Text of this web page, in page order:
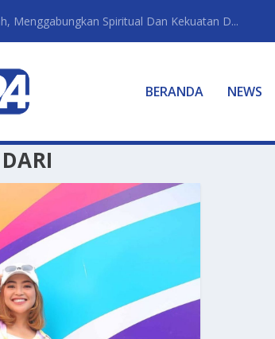
Menggabungkan Spiritual Dan Kekuatan D...
BERANDA NEWS